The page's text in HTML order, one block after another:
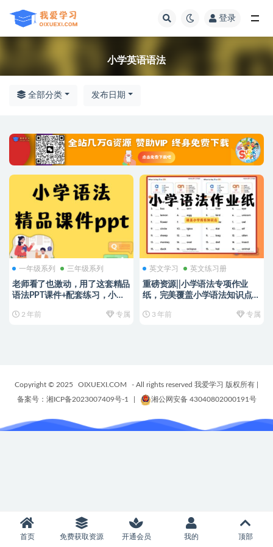
登录
小学英语语法
全部分类 发布日期
一年级系列 三年级系列
老师看了也激动，用了这套精品
语法PPT课件+配套练习，小学
【KK0079】
2 年前 专属
英文学习 英文练习册
重磅资源||小学语法专项作业
纸，完美覆盖小学语法知识点，
期语法全吃透！（含答案）高清
3 年前 专属
Copyright © 2025 OIXUEXI.COM - All rights reserved 我爱学习 版权所有
备案号：湘ICP备2023007409号-1
湘公网安备 43040802000191号
首页 免费获取资源 开通会员 我的 顶部